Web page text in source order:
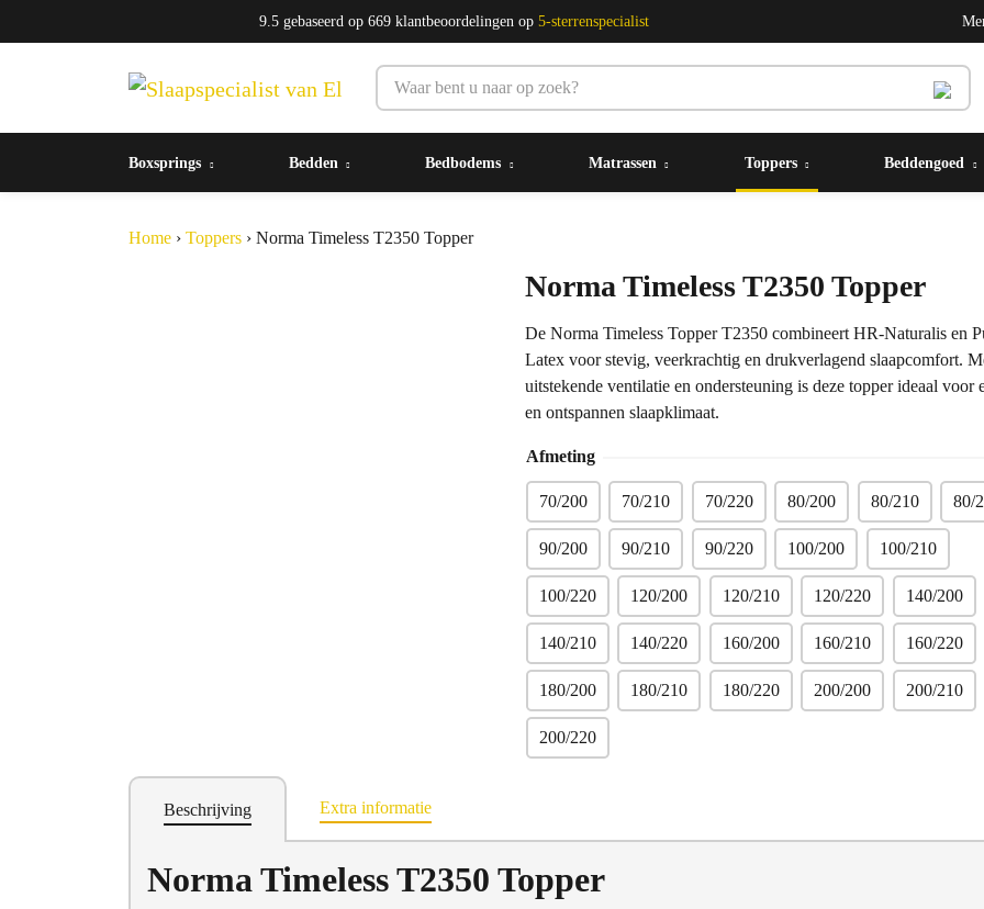
9.5 gebaseerd op 669 klantbeoordelingen op 5-sterrenspecialist
Boxsprings Bedden Bedbodems Matrassen Toppers Beddengoed
Home › Toppers › Norma Timeless T2350 Topper
Norma Timeless T2350 Topper
De Norma Timeless Topper T2350 combineert HR-Naturalis en
Latex voor stevig, veerkrachtig en drukverlagend slaapcomfort.
uitstekende ventilatie en ondersteuning is deze topper ideaal voor
en ontspannen slaapklimaat.
Afmeting
70/200 70/210 70/220 80/200 80/210 80/
90/200 90/210 90/220 100/200 100/210
100/220 120/200 120/210 120/220 140/200
140/210 140/220 160/200 160/210 160/220
180/200 180/210 180/220 200/200 200/210
200/220
Beschrijving Extra informatie
Norma Timeless T2350 Topper